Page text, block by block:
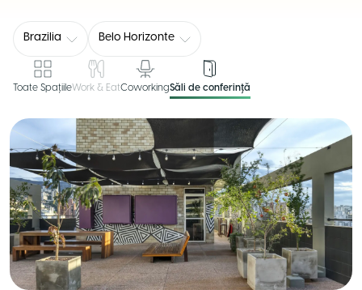
Brazilia Belo Horizonte
Toate SpațiileWork & EatCoworkingSăli de conferință